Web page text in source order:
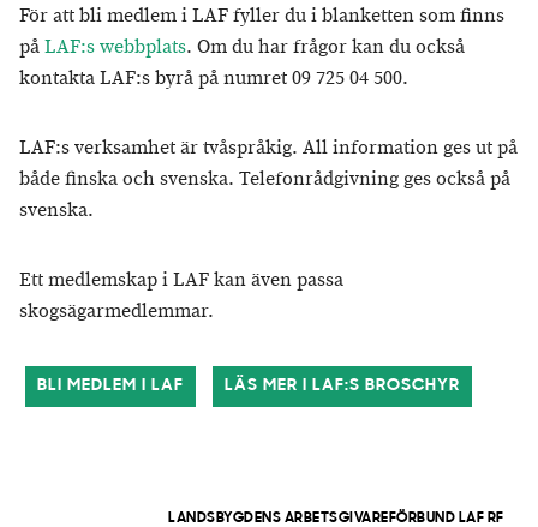
För att bli medlem i LAF fyller du i blanketten som finns
påLAF:s webbplats. Om du har frågor kan du också
kontakta LAF:s byrå på numret 09 725 04 500.
LAF:s verksamhet är tvåspråkig. All information ges ut på
både finska och svenska. Telefonrådgivning ges också på
svenska.
Ett medlemskap i LAF kan även passa
skogsägarmedlemmar.
BLI MEDLEM I LAF LÄS MER I LAF:S BROSCHYR
LANDSBYGDENS ARBETSGIVAREFÖRBUND LAF RF